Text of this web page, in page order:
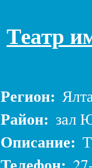
Театр
Регион:
Район: зал
Описание: